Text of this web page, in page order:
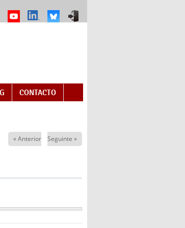
CONTACTO
« Anterior Seguinte »